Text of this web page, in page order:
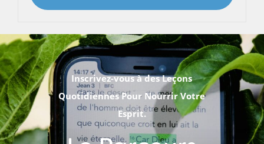
Inscrivez-vous à des Leçons
Quotidiennes Pour Nourrir Votre
Esprit.